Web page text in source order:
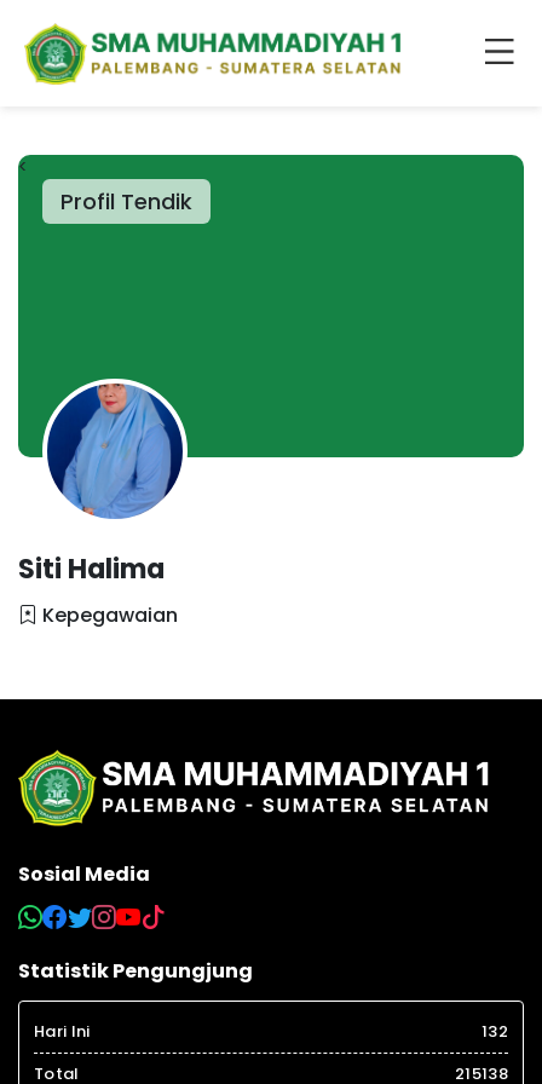
Profil Tendik
<
Siti Halima
Kepegawaian
Sosial Media
Statistik Pengungjung
Hari Ini
132
Total
215138